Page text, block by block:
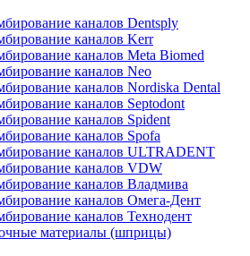
каналов Dentsply
каналов Kerr
каналов Meta Biomed
каналов Neo
каналов Nordiska Dental
каналов Septodont
каналов Spident
каналов Spofa
каналов ULTRADENT
каналов VDW
каналов Владмива
каналов Омега-Дент
каналов Технодент
материалы (шприцы)